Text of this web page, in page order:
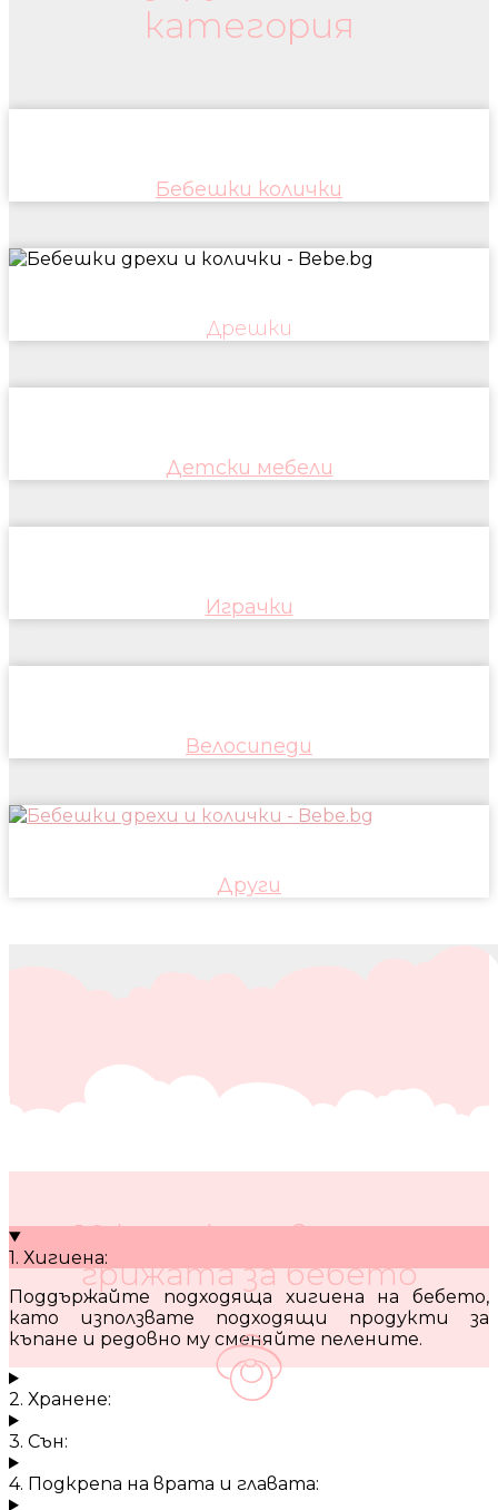
категория
Бебешки колички
Дрешки
Детски мебели
Играчки
Велосипеди
Други
10 кратки съвета за
грижата за бебето
1. Хигиена:
Поддържайте подходяща хигиена на бебето,
като използвате подходящи продукти за
къпане и редовно му сменяйте пелените.
2. Хранене:
3. Сън:
4. Подкрепа на врата и главата: